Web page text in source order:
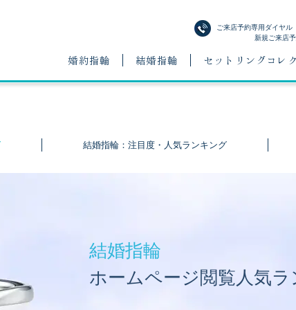
ご来店予約専用ダイヤル
新規ご来店予
婚約指輪 結婚指輪 セットリングコレ
結婚指輪：注目度・人気ランキング
結婚指輪
ホームページ閲覧人気